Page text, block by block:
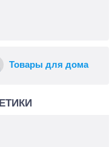
Товары для дома